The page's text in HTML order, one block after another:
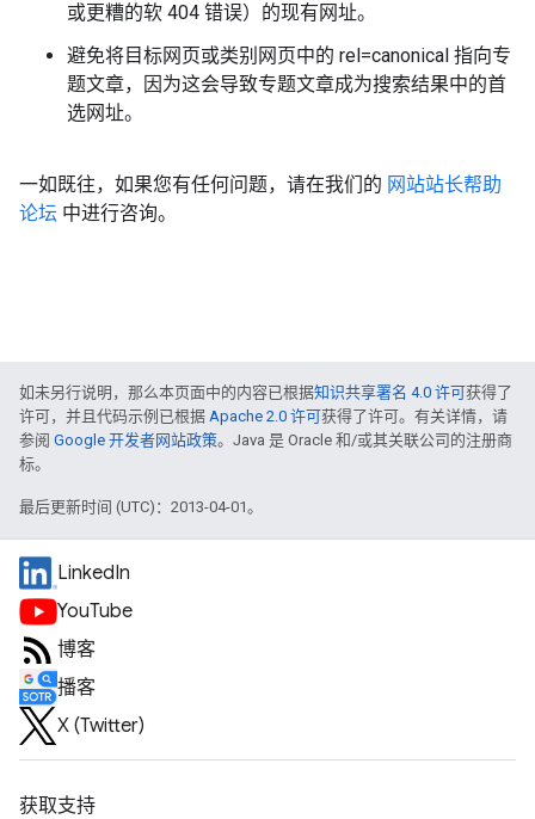
或更糟的软 404 错误）的现有网址。
避免将目标网页或类别网页中的 rel=canonical 指向专
题文章，因为这会导致专题文章成为搜索结果中的首
选网址。
一如既往，如果您有任何问题，请在我们的 网站站长帮助
论坛 中进行咨询。
如未另行说明，那么本页面中的内容已根据知识共享署名 4.0 许可获得了
许可，并且代码示例已根据 Apache 2.0 许可获得了许可。有关详情，请
参阅 Google 开发者网站政策。Java 是 Oracle 和/或其关联公司的注册商
标。
最后更新时间 (UTC)：2013-04-01。
LinkedIn
YouTube
博客
播客
X (Twitter)
获取支持